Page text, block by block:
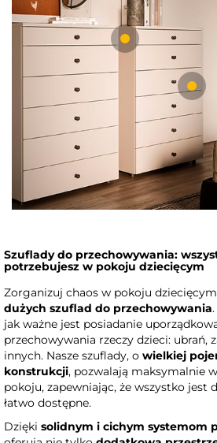
Szuflady do przechowywania:
potrzebujesz w pokoju dziecięcym
Zorganizuj chaos w pokoju
dużych szuflad do przechowywania
jak ważne jest posiadanie
przechowywania rzeczy dzieci: ubrań,
innych. Nasze szuflady, o wielkiej
konstrukcji, pozwalają maksymalnie
pokoju, zapewniając, że wszystko jest
łatwo dostępne.
Dzięki solidnym i cichym systemom